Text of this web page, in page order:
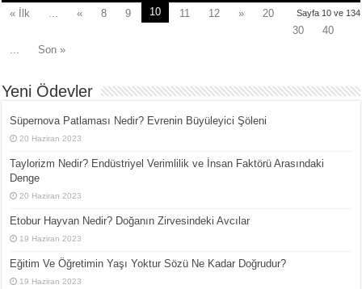
Sayfa 10 ve 134
« İlk ... « 8 9 10 11 12 »
20
30
40
...
Son »
Yeni Ödevler
Süpernova Patlaması Nedir? Evrenin Büyüleyici Şöleni
20 Haziran 2023
Taylorizm Nedir? Endüstriyel Verimlilik ve İnsan Faktörü Arasındaki
Denge
20 Haziran 2023
Etobur Hayvan Nedir? Doğanın Zirvesindeki Avcılar
19 Haziran 2023
Eğitim Ve Öğretimin Yaşı Yoktur Sözü Ne Kadar Doğrudur?
19 Haziran 2023